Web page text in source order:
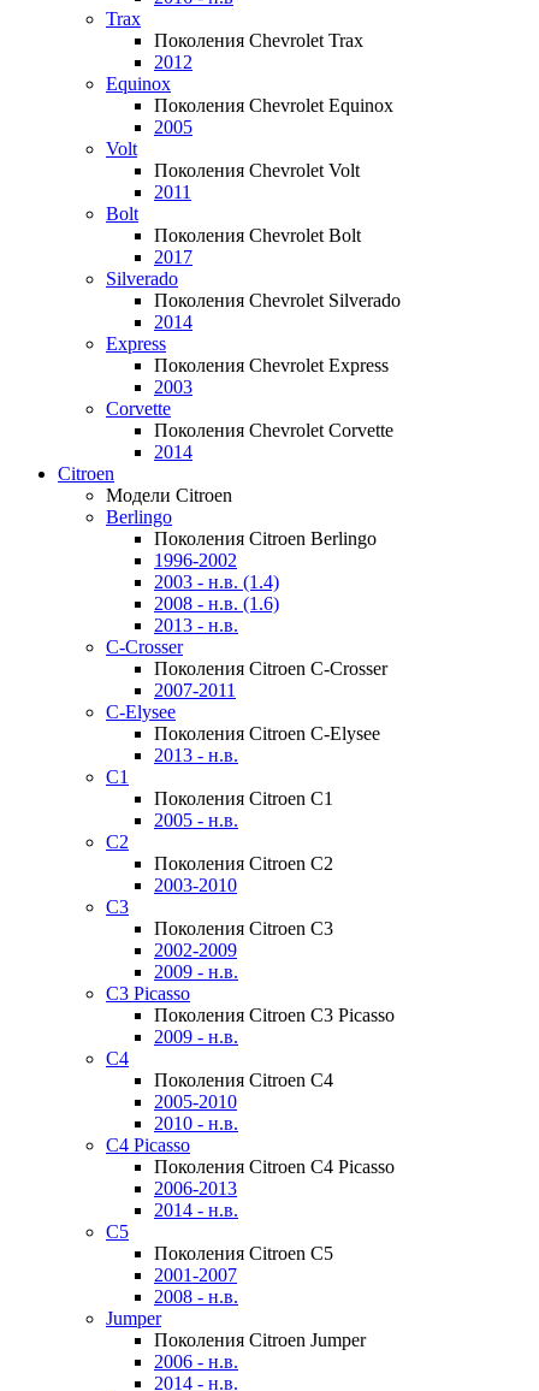
Trax
Поколения Chevrolet Trax
2012
Equinox
Поколения Chevrolet Equinox
2005
Volt
Поколения Chevrolet Volt
2011
Bolt
Поколения Chevrolet Bolt
2017
Silverado
Поколения Chevrolet Silverado
2014
Express
Поколения Chevrolet Express
2003
Corvette
Поколения Chevrolet Corvette
2014
Citroen
Модели Citroen
Berlingo
Поколения Citroen Berlingo
1996-2002
2003 - н.в. (1.4)
2008 - н.в. (1.6)
2013 - н.в.
C-Crosser
Поколения Citroen C-Crosser
2007-2011
C-Elysee
Поколения Citroen C-Elysee
2013 - н.в.
C1
Поколения Citroen C1
2005 - н.в.
C2
Поколения Citroen C2
2003-2010
C3
Поколения Citroen C3
2002-2009
2009 - н.в.
C3 Picasso
Поколения Citroen C3 Picasso
2009 - н.в.
C4
Поколения Citroen C4
2005-2010
2010 - н.в.
C4 Picasso
Поколения Citroen C4 Picasso
2006-2013
2014 - н.в.
C5
Поколения Citroen C5
2001-2007
2008 - н.в.
Jumper
Поколения Citroen Jumper
2006 - н.в.
2014 - н.в.